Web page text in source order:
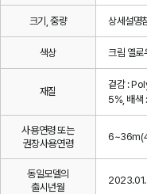
크기, 중량 상세설명
색상 크림 옐로
재질
겉감 :
5%, 배
사용연령 또는
권장사용연령
동일모델의
출시년월
2023.01.